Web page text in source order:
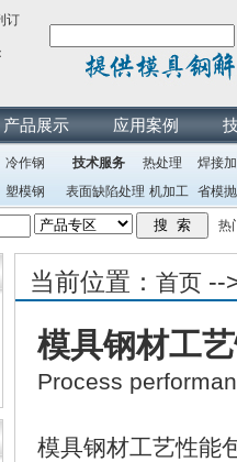
订
产品展示 应用案例
冷作钢
塑模钢
技术服务 热处理
焊接
表面缺陷处理 机加工 省模
热
当前位置： 首页 --
模具钢材工
Process
模具钢材工艺性能